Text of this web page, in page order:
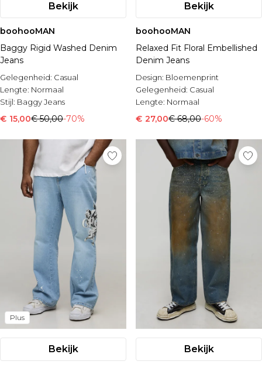
Bekijk
boohooMAN
Baggy Rigid Washed Denim
Jeans
Gelegenheid: Casual
Lengte: Normaal
Stijl: Baggy Jeans
€ 15,00€ 50,00-70%
Bekijk
boohooMAN
Relaxed Fit Floral Embellished
Denim Jeans
Design: Bloemenprint
Gelegenheid: Casual
Lengte: Normaal
€ 27,00€ 68,00-60%
Plus
Bekijk Bekijk